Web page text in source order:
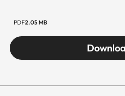
PDF2.05 MB